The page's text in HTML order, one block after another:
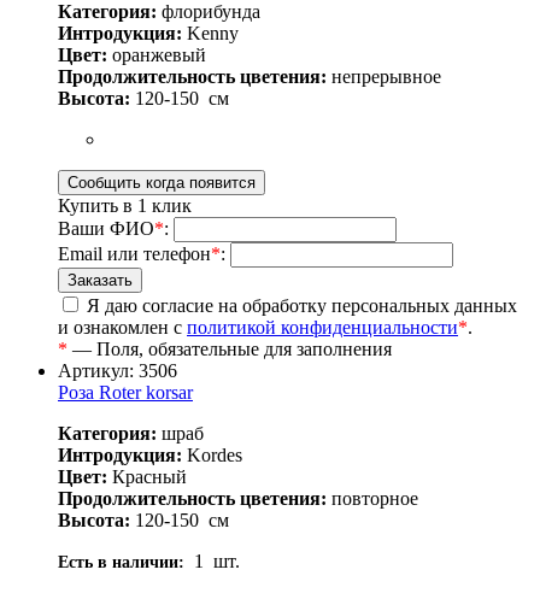
Категория: флорибунда
Интродукция: Kenny
Цвет: оранжевый
Продолжительность цветения: непрерывное
Высота: 120-150 см
Купить в 1 клик
Ваши ФИО*:
Email или телефон*:
Я даю согласие на обработку персональных данных
и ознакомлен с политикой конфиденциальности*.
* — Поля, обязательные для заполнения
Артикул: 3506
Роза Roter korsar
Категория: шраб
Интродукция: Kordes
Цвет: Красный
Продолжительность цветения: повторное
Высота: 120-150 см
Есть в наличии: 1 шт.